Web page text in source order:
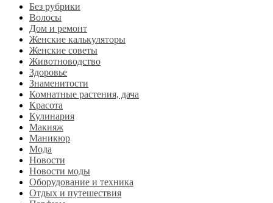
Без рубрики
Волосы
Дом и ремонт
Женские калькуляторы
Женские советы
Животноводство
Здоровье
Знаменитости
Комнатные растения, дача
Красота
Кулинария
Макияж
Маникюр
Мода
Новости
Новости моды
Оборудование и техника
Отдых и путешествия